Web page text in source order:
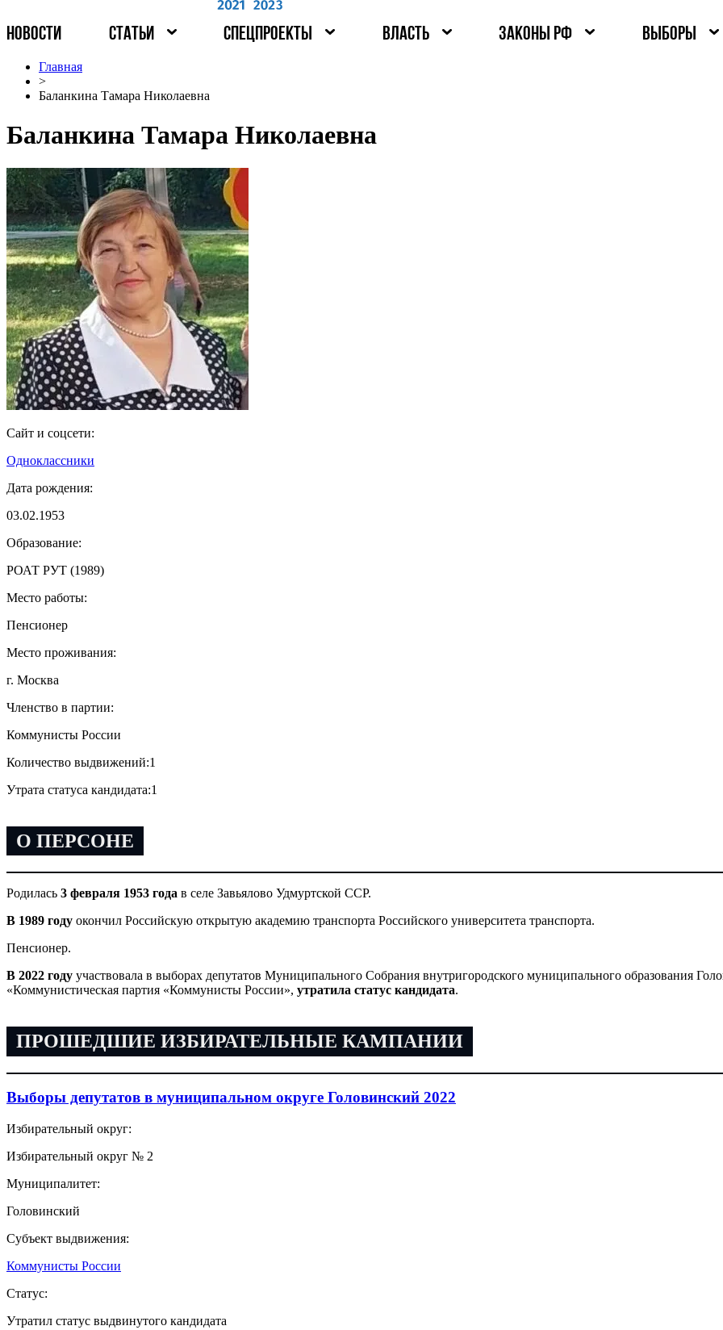
НОВОСТИ СТАТЬИ СПЕЦПРОЕКТЫ ВЛАСТЬ ЗАКОНЫ РФ ВЫБОРЫ
Главная
>
Баланкина Тамара Николаевна
Баланкина Тамара Николаевна
Сайт и соцсети:
Одноклассники
Дата рождения:
03.02.1953
Образование:
РОАТ РУТ (1989)
Место работы:
Пенсионер
Место проживания:
г. Москва
Членство в партии:
Коммунисты России
Количество выдвижений:1
Утрата статуса кандидата:1
О ПЕРСОНЕ
Родилась 3 февраля 1953 года в селе Завьялово Удмуртской ССР.
В 1989 году окончил Российскую открытую академию транспорта Российского университета транспорта.
Пенсионер.
В 2022 году участвовала в выборах депутатов Муниципального Собрания внутригородского муниципального образования
«Коммунистическая партия «Коммунисты России», утратила статус кандидата.
ПРОШЕДШИЕ ИЗБИРАТЕЛЬНЫЕ КАМПАНИИ
Выборы депутатов в муниципальном округе Головинский 2022
Избирательный округ:
Избирательный округ № 2
Муниципалитет:
Головинский
Субъект выдвижения:
Коммунисты России
Статус:
Утратил статус выдвинутого кандидата